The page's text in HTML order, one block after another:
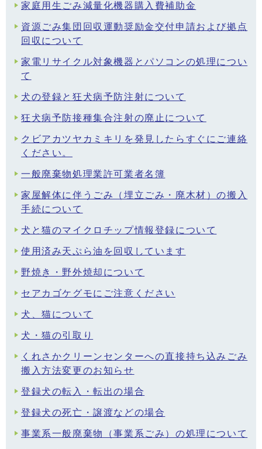
家庭用生ごみ減量化機器購入費補助金
資源ごみ集団回収運動奨励金交付申請および拠点
回収について
家電リサイクル対象機器とパソコンの処理につい
て
犬の登録と狂犬病予防注射について
狂犬病予防接種集合注射の廃止について
クビアカツヤカミキリを発見したらすぐにご連絡
ください。
一般廃棄物処理業許可業者名簿
家屋解体に伴うごみ（埋立ごみ・廃木材）の搬入
手続について
犬と猫のマイクロチップ情報登録について
使用済み天ぷら油を回収しています
野焼き・野外焼却について
セアカゴケグモにご注意ください
犬、猫について
犬・猫の引取り
くれさかクリーンセンターへの直接持ち込みごみ
搬入方法変更のお知らせ
登録犬の転入・転出の場合
登録犬の死亡・譲渡などの場合
事業系一般廃棄物（事業系ごみ）の処理について